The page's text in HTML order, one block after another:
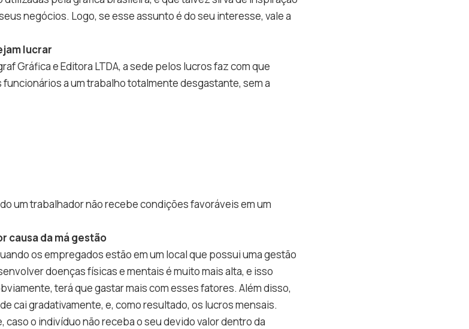
negócios. Logo, se esse assunto é do seu interesse, vale a
lucrar
Gráfica e Editora LTDA, a sede pelos lucros faz com que
a um trabalho totalmente desgastante, sem a
um trabalhador não recebe condições favoráveis em um
causa da má gestão
os empregados estão em um local que possui uma gestão
doenças físicas e mentais é muito mais alta, e isso
terá que gastar mais com esses fatores. Além disso,
cai gradativamente, e, como resultado, os lucros mensais.
o indivíduo não receba o seu devido valor dentro da